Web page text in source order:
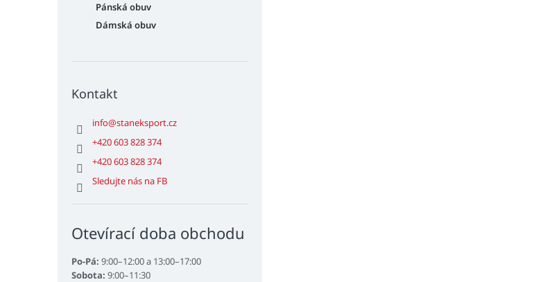
Pánská obuv
Dámská obuv
Kontakt
info@staneksport.cz
+420 603 828 374
+420 603 828 374
Sledujte nás na FB
Otevírací doba obchodu
Po-Pá: 9:00–12:00 a 13:00–17:00
Sobota: 9:00–11:30